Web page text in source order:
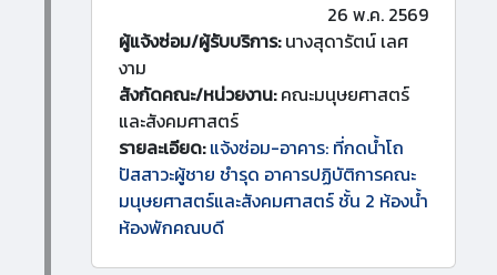
26 พ.ค. 2569
ผู้แจ้งซ่อม/ผู้รับบริการ:นางสุดารัตน์ เลศ
งาม
สังกัดคณะ/หน่วยงาน:คณะมนุษยศาสตร์
และสังคมศาสตร์
รายละเอียด: แจ้งซ่อม-อาคาร: ที่กดน้ำโถ
ปัสสาวะผู้ชาย ชำรุด อาคารปฏิบัติการคณะ
มนุษยศาสตร์และสังคมศาสตร์ ชั้น 2 ห้องน้ำ
ห้องพักคณบดี